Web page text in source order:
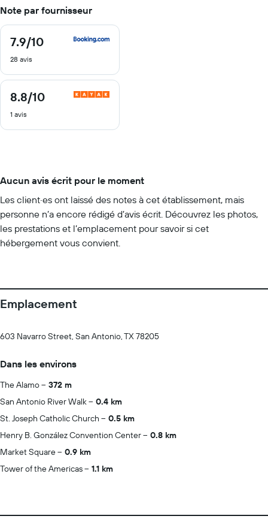
Note par fournisseur
7.9/10
7.9
10
28 avis
8.8/10
8.8
10
1 avis
Aucun avis écrit pour le moment
Les client·es ont laissé des notes à cet établissement, mais
personne n’a encore rédigé d’avis écrit. Découvrez les photos,
les prestations et l’emplacement pour savoir si cet
hébergement vous convient.
Emplacement
603 Navarro Street, San Antonio, TX 78205
Dans les environs
The Alamo
372 m
San Antonio River Walk
0.4 km
St. Joseph Catholic Church
0.5 km
Henry B. González Convention Center
0.8 km
Market Square
0.9 km
Tower of the Americas
1.1 km